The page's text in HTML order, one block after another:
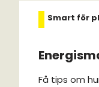
Smart för
Få tips om